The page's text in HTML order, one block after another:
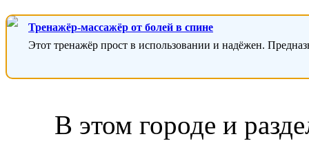
Тренажёр-массажёр от болей в спине
Этот тренажёр прост в использовании и надёжен.
В этом городе и